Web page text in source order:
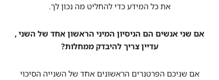
את כל המידע כדי להחליט מה נכון לך.
אם שני אנשים הם הניסיון המיני הראשון אחד של השני ,
עדיין צריך להיבדק ממחלות?
אם שניכם הפרטנרים הראשונים אחד של השנייה הסיכוי